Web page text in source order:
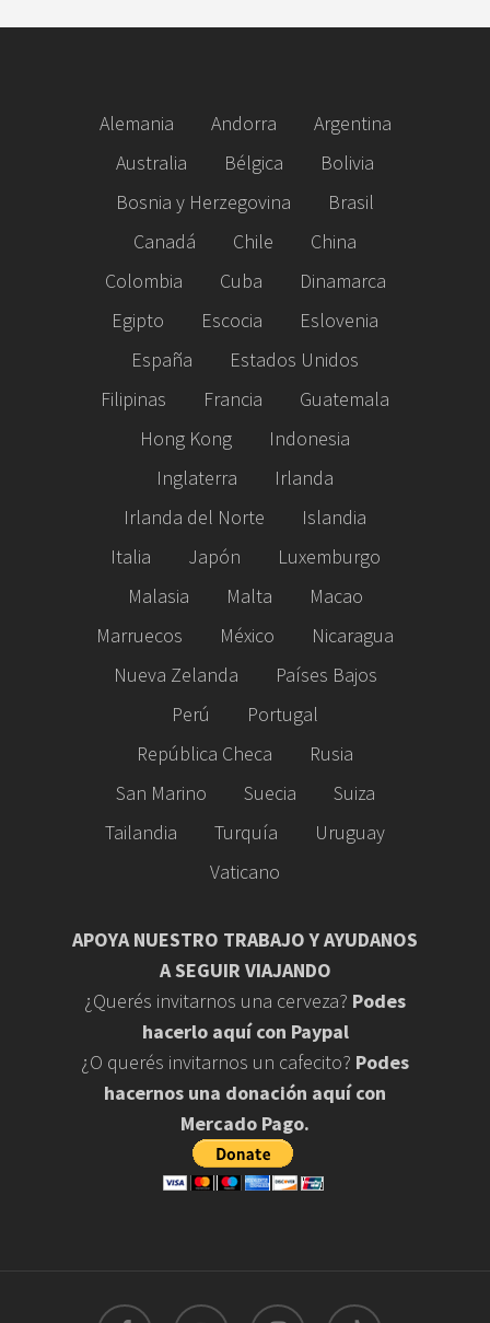
Alemania Andorra
Argentina
Australia
Bélgica
Bolivia
Bosnia y Herzegovina
Brasil
Canadá
Chile
China
Colombia
Cuba
Dinamarca
Egipto
Escocia
Eslovenia
España
Estados Unidos
Filipinas
Francia
Guatemala
Hong Kong
Indonesia
Inglaterra
Irlanda
Irlanda del Norte
Islandia
Italia
Japón
Luxemburgo
Malasia
Malta
Macao
Marruecos
México
Nicaragua
Nueva Zelanda
Países Bajos
Perú
Portugal
República Checa
Rusia
San Marino
Suecia
Suiza
Tailandia
Turquía
Uruguay
Vaticano
APOYA NUESTRO TRABAJO Y AYUDANOS
A SEGUIR VIAJANDO
¿Querés invitarnos una cerveza? Podes
hacerlo aquí con Paypal
¿O querés invitarnos un cafecito? Podes
hacernos una donación aquí con
Mercado Pago.
facebook youtube instagram tiktok